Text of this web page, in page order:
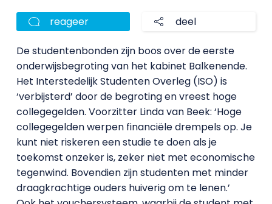
reageer deel
De studentenbonden zijn boos over de eerste
onderwijsbegroting van het kabinet Balkenende.
Het Interstedelijk Studenten Overleg (ISO) is
‘verbijsterd’ door de begroting en vreest hoge
collegegelden. Voorzitter Linda van Beek: ‘Hoge
collegegelden werpen financiële drempels op. Je
kunt niet riskeren een studie te doen als je
toekomst onzeker is, zeker niet met economische
tegenwind. Bovendien zijn studenten met minder
draagkrachtige ouders huiverig om te lenen.’